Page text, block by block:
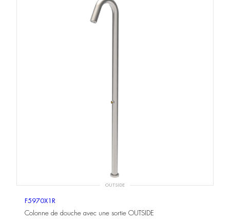
OUTSIDE
F5970X1R
Colonne de douche avec une sortie OUTSIDE